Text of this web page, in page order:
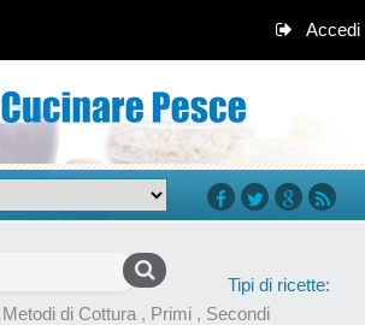
Accedi
Tipi di ricette:
Metodi di Cottura , Primi , Secondi